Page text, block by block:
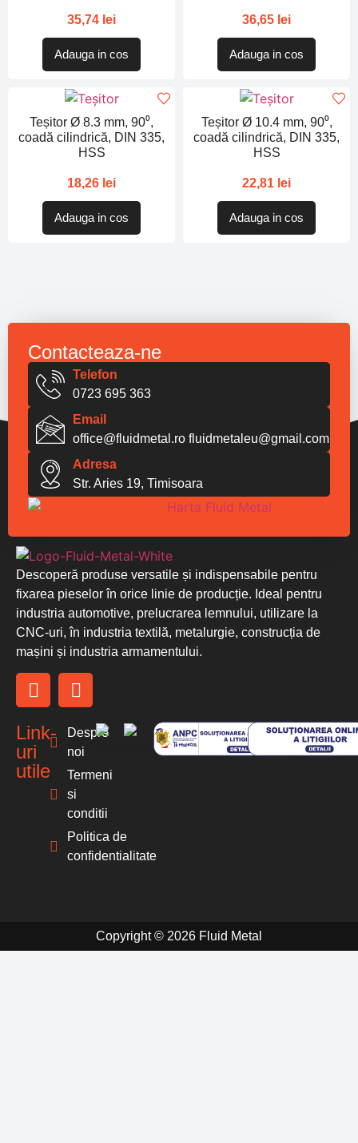
35,74 lei
Adauga in cos
36,65 lei
Adauga in cos
Teșitor Ø 8.3 mm, 90⁰,
coadă cilindrică, DIN 335,
HSS
18,26 lei
Adauga in cos
Teșitor Ø 10.4 mm, 90⁰,
coadă cilindrică, DIN 335,
HSS
22,81 lei
Adauga in cos
Descoperă produse versatile și indispensabile pentru
fixarea pieselor în orice linie de producție. Ideal pentru
industria automotive, prelucrarea lemnului, utilizare la
CNC-uri, în industria textilă, metalurgie, construcția de
mașini și industria armamentului.
Link-
uri
utile
Despre
noi
Termeni
si
conditii
Politica de
confidentialitate
Contacteaza-ne
Telefon
0723 695 363
Email
office@fluidmetal.ro fluidmetaleu@gmail.com
Adresa
Str. Aries 19, Timisoara
Copyright © 2026 Fluid Metal